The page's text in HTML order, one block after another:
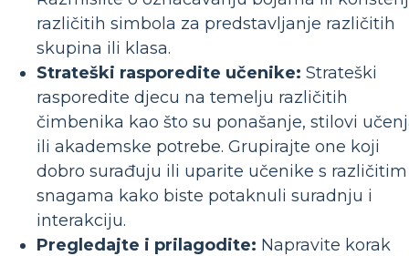
različitih simbola za predstavljanje različitih
skupina ili klasa.
Strateški rasporedite učenike: Strateški
rasporedite djecu na temelju različitih
čimbenika kao što su ponašanje, stilovi
ili akademske potrebe. Grupirajte one koji
dobro surađuju ili uparite učenike s različitim
snagama kako biste potaknuli suradnju i
interakciju.
Pregledajte i prilagodite: Napravite korak